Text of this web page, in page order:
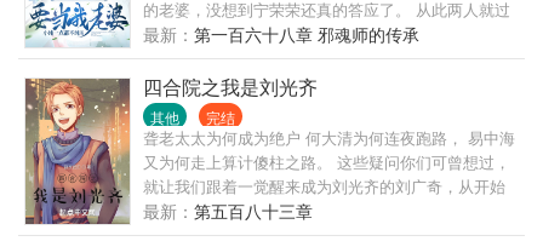
日更，偶尔加更，不接受催更 作者完结文：无限塔防
作者完结文：[限综艺 作者完结文：海鲜盛宴 作者预
收文：无限城战 作者预收文：系统狂霸拽 基友文——
队长爸爸，你好！[星际]
的老婆，没想到宁荣荣还真的答应了。 从此两人就过
上了没羞没臊的生活。 宁风至：我养的女儿竟然被人
拱了，造孽啊。
最新： 第一百六十八章 邪魂师的传承
四合院之我是刘光齐
其他 完结
聋老太太为何成为绝户 何大清为何连夜跑路， 易中海
又为何走上算计傻柱之路。 这些疑问你们可曾想过，
就让我们跟着一觉醒来成为刘光齐的刘广奇，从开始
来给我们一一解开谜团，本书不止四合院一个剧情。
还有其他人物。 适度金手指，随身大空间
最新： 第五百八十三章